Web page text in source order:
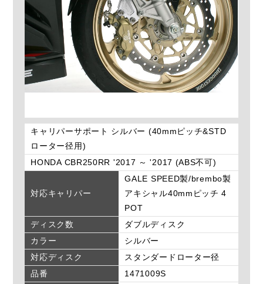
キャリパーサポート シルバー (40mmピッチ&STD
ローター径用)
HONDA CBR250RR '2017 ～ '2017 (ABS不可)
対応キャリパー
GALE SPEED製/brembo製
アキシャル40mmピッチ 4
POT
ディスク数
ダブルディスク
カラー
シルバー
対応ディスク
スタンダードローター径
品番
1471009S